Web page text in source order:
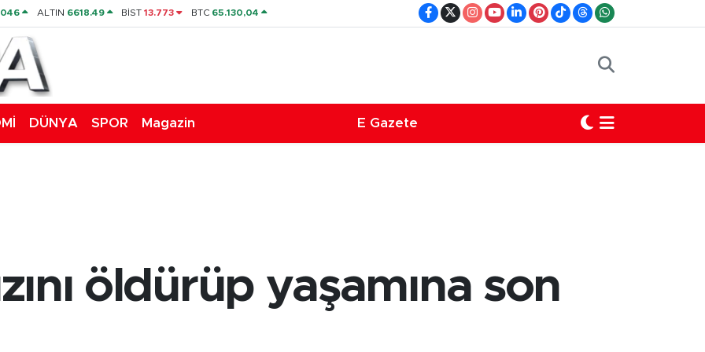
ALTIN 6618.49 BİST13.773 BTC 65.130,04
DÜNYA SPOR Magazin E Gazete
öldürüp yaşamına son